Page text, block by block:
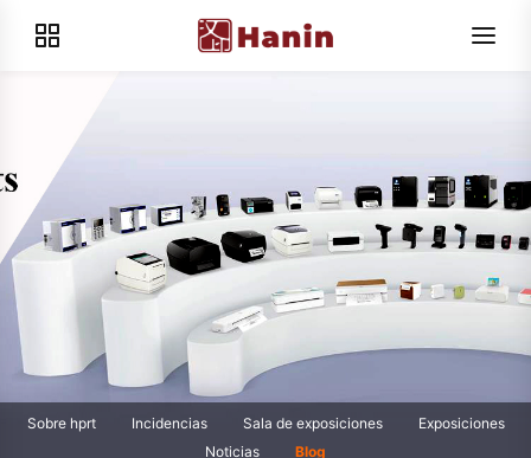
Sobre hprt Incidencias Sala de exposiciones
Exposiciones
Noticias
Blog